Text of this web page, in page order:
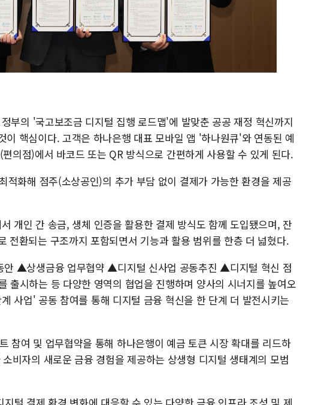
부의 '국고보조금 디지털 집행 로드맵'에 발맞춘 공공 재정 혁신까지
이 핵심이다. 고객은 하나은행 대표 모바일 앱 '하나원큐'와 연동된 예
의점)에서 바코드 또는 QR 방식으로 간편하게 사용할 수 있게 된다.
적화해 점주(소상공인)의 추가 부담 없이 결제가 가능한 환경을 제공
개인 간 송금, 생체 인증을 활용한 결제 방식도 함께 도입됐으며, 잔
전환되는 구조까지 포함되면서 기능과 활용 범위를 한층 더 넓혔다.
안 ▲상생금융 업무협약 ▲디지털 신사업 공동추진 ▲디지털 혁신 점
출시하는 등 다양한 영역의 협업을 진행하며 양사의 시너지를 높여오
사업' 공동 참여를 통해 디지털 금융 혁신을 한 단계 더 발전시키는
참여 및 업무협약을 통해 하나은행이 예금 토큰 시장 확대를 리드하
비자의 새로운 금융 경험을 제공하는 상생형 디지털 생태계의 모범